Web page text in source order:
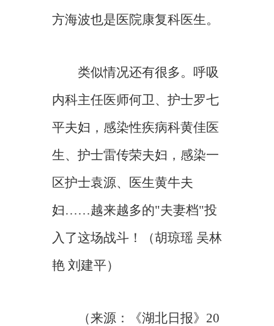
方海波也是医院康复科医生。
类似情况还有很多。呼吸
内科主任医师何卫、护士罗七
平夫妇，感染性疾病科黄佳医
生、护士雷传荣夫妇，感染一
区护士袁源、医生黄牛夫
妇……越来越多的"夫妻档"投
入了这场战斗！（胡琼瑶 吴林
艳 刘建平）
（来源：《湖北日报》20